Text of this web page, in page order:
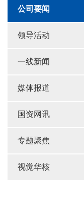
公司要闻
领导活动
一线新闻
媒体报道
国资网讯
专题聚焦
视觉华核